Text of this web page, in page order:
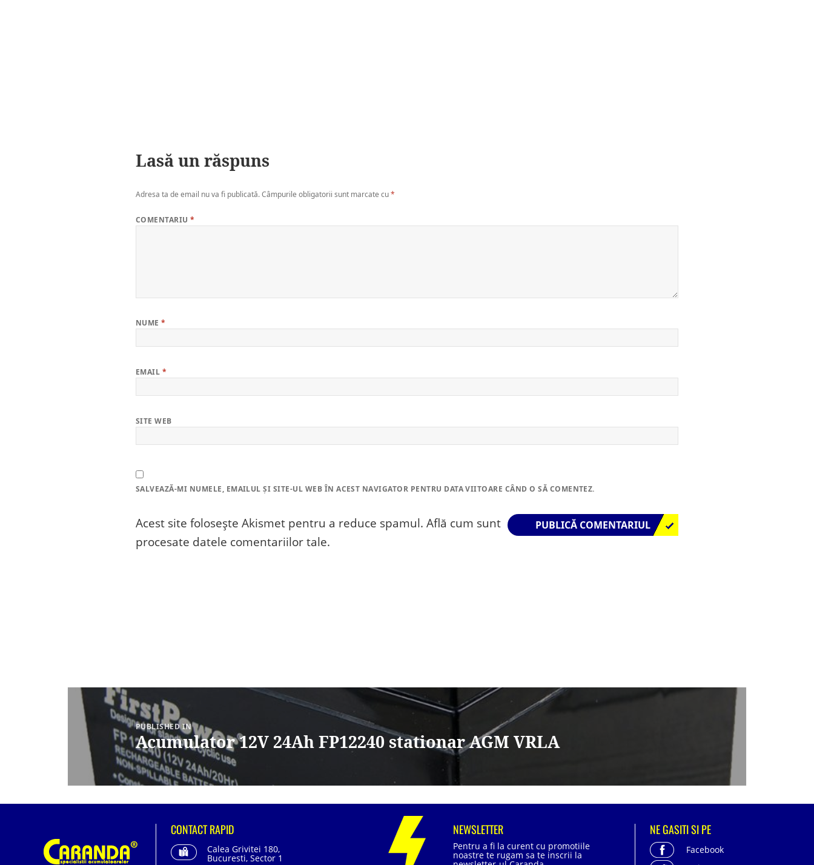
Lasă un răspuns
Adresa ta de email nu va fi publicată.Câmpurile obligatorii sunt marcate cu*
COMENTARIU*
NUME*
EMAIL *
SITE WEB
SALVEAZĂ-MI NUMELE, EMAILUL ȘI SITE-UL WEB ÎN ACEST NAVIGATOR PENTRU DATA VIITOARE CÂND O SĂ COMENTEZ.
Acest site folosește Akismet pentru a reduce spamul. Află cum sunt
procesate datele comentariilor tale.
Navigare
articole
PUBLISHED IN
Acumulator 12V 24Ah FP12240 stationar AGM VRLA
CONTACT RAPID
Calea Grivitei 180,
Bucuresti, Sector 1
NEWSLETTER
Pentru a fi la curent cu promotiile
noastre te rugam sa te inscrii la
NE GASITI SI PE
Facebook